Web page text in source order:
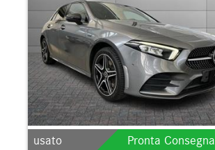
usato Pronta Consegna